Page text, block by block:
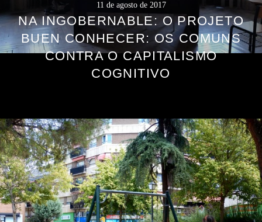
11 de agosto de 2017
NA INGOBERNABLE: O PROJETO
BUEN CONHECER: OS COMUNS
CONTRA O CAPITALISMO
COGNITIVO